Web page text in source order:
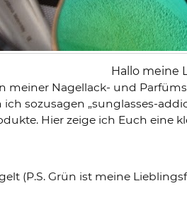
Hallo meine
meiner Nagellack- und
ich sozusagen „sunglasses-
Hier zeige ich Euch
(P.S. Grün ist meine